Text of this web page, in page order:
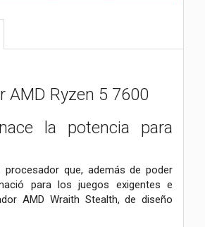
AMD Ryzen 5 7600
la potencia para
procesador que, además de poder
para los juegos exigentes e
AMD Wraith Stealth, de diseño